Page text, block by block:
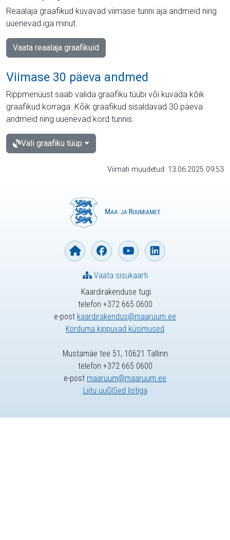
Reaalaja graafikud kuvavad viimase tunni aja andmeid ning
uuenevad iga minut.
Vaata reaalaja graafikuid
Viimase 30 päeva andmed
Rippmenüüst saab valida graafiku tüübi või kuvada kõik
graafikud korraga. Kõik graafikud sisaldavad 30 päeva
andmeid ning uuenevad kord tunnis.
Vali graafiku tüüp
Viimati muudetud: 13.06.2025 09:53
Kaardirakenduse tugi
telefon +372 665 0600
e-post kaardirakendus@maaruum.ee
Korduma kippuvad küsimused
Vaata sisukaarti
Mustamäe tee 51, 10621 Tallinn
telefon +372 665 0600
e-post maaruum@maaruum.ee
Liitu uuGISed listiga